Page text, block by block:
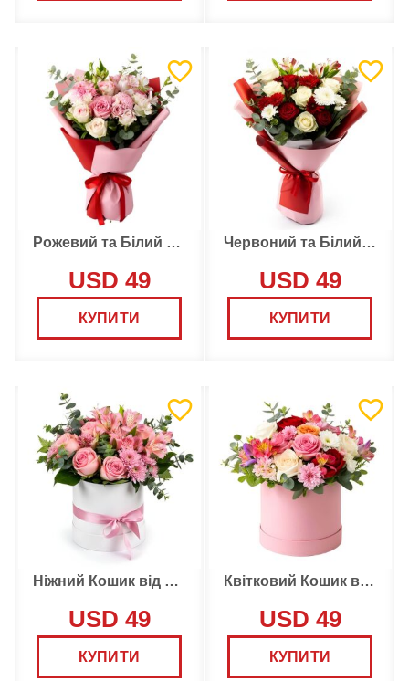
Рожевий та Білий Букет
USD 49
КУПИТИ
Червоний та Білий букет
USD 49
КУПИТИ
Ніжний Кошик від Флориста
USD 49
КУПИТИ
Квітковий Кошик від Флориста
USD 49
КУПИТИ